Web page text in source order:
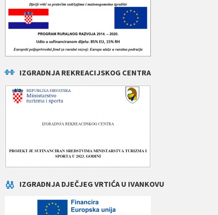
IZGRADNJA REKREACIJSKOG CENTRA
IZGRADNJA DJEČJEG VRTIĆA U IVANKOVU